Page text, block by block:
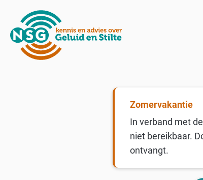
Zomervakantie
In verband met
niet bereikbaar.
ontvangt.